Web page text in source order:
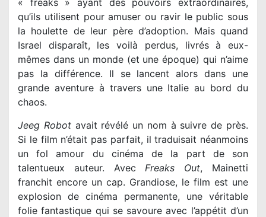
qu’ils utilisent pour amuser ou ravir le public sous
la houlette de leur père d’adoption. Mais quand
Israel disparaît, les voilà perdus, livrés à eux-
mêmes dans un monde (et une époque) qui n’aime
pas la différence. Il se lancent alors dans une
grande aventure à travers une Italie au bord du
chaos.
Jeeg Robotavait révélé un nom à suivre de près.
Si le film n’était pas parfait, il traduisait néanmoins
un fol amour du cinéma de la part de son
talentueux auteur. Avec Freaks Out, Mainetti
franchit encore un cap. Grandiose, le film est une
explosion de cinéma permanente, une véritable
folie fantastique qui se savoure avec l’appétit d’un